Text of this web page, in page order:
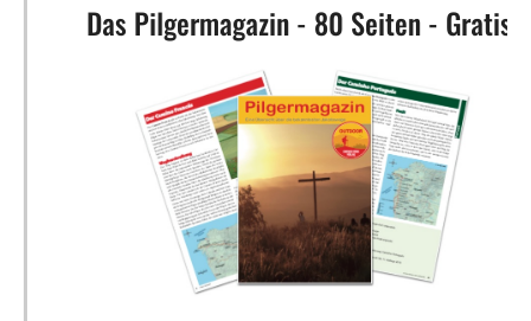
Das Pilgermagazin - 80 Seiten - Gratis!